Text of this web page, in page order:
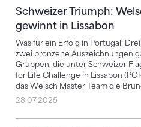
Schweizer Triumph:
gewinnt in Lissabon
Was für ein Erfolg in Portugal:
zwei bronzene Auszeichnungen
Gruppen, die unter Schweizer
for Life Challenge in Lissabon
das Welsch Master Team die
28.07.2025